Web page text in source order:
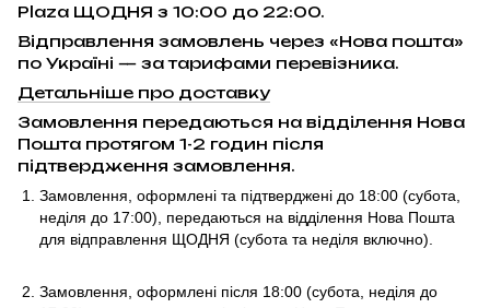
Plaza ЩОДНЯ з 10:00 до 22:00.
Відправлення замовлень через «Нова пошта»
по Україні — за тарифами перевізника.
Детальніше про доставку
Замовлення передаються на відділення Нова
Пошта протягом 1-2 годин після
підтвердження замовлення.
Замовлення, оформлені та підтверджені до 18:00 (субота,
неділя до 17:00) , передаються на відділення Нова Пошта
для відправлення ЩОДНЯ (субота та неділя включно).
Замовлення, оформлені після 18:00 (субота, неділя до